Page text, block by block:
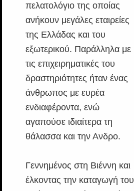
πελατολόγιο της οποίας
ανήκουν μεγάλες εταιρείες
της Ελλάδας και του
εξωτερικού. Παράλληλα με
τις επιχειρηματικές του
δραστηριότητες ήταν ένας
άνθρωπος με ευρέα
ενδιαφέροντα, ενώ
αγαπούσε ιδιαίτερα τη
θάλασσα και την Ανδρο.
Γεννημένος στη Βιέννη και
έλκοντας την καταγωγή του